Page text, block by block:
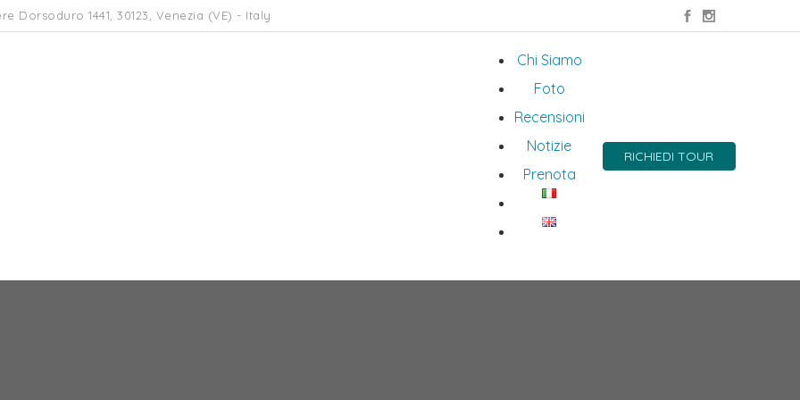
Dorsoduro 1441, 30123, Venezia (VE) - Italy
Chi Siamo
Foto
Recensioni
Notizie
Prenota
RICHIEDI TOUR